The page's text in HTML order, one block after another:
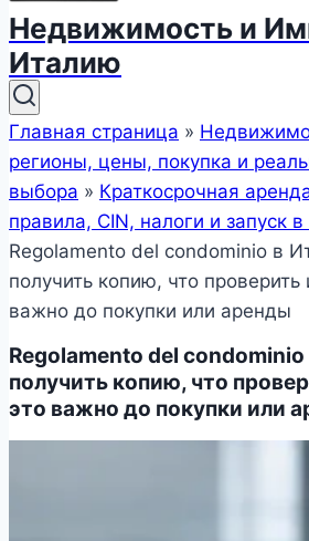
Недвижимость и
Италию
Главная страница »
регионы, цены, покупка и
выбора » Краткосрочная
правила, CIN, налоги и запуск
Regolamento del condominio в
получить копию, что проверить
важно до покупки или аренды
Regolamento del condominio
получить копию, что
это важно до покупки или